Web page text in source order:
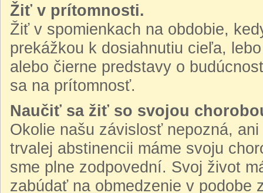
Žiť v prítomnosti.
Žiť v spomienkach na obdobie,
prekážkou k dosiahnutiu cieľa,
alebo čierne predstavy o
sa na prítomnosť.
Naučiť sa žiť so svojou
Okolie našu závislosť nepozná,
trvalej abstinencii máme svoju
sme plne zodpovední. Svoj život
zabúdať na obmedzenie v podobe